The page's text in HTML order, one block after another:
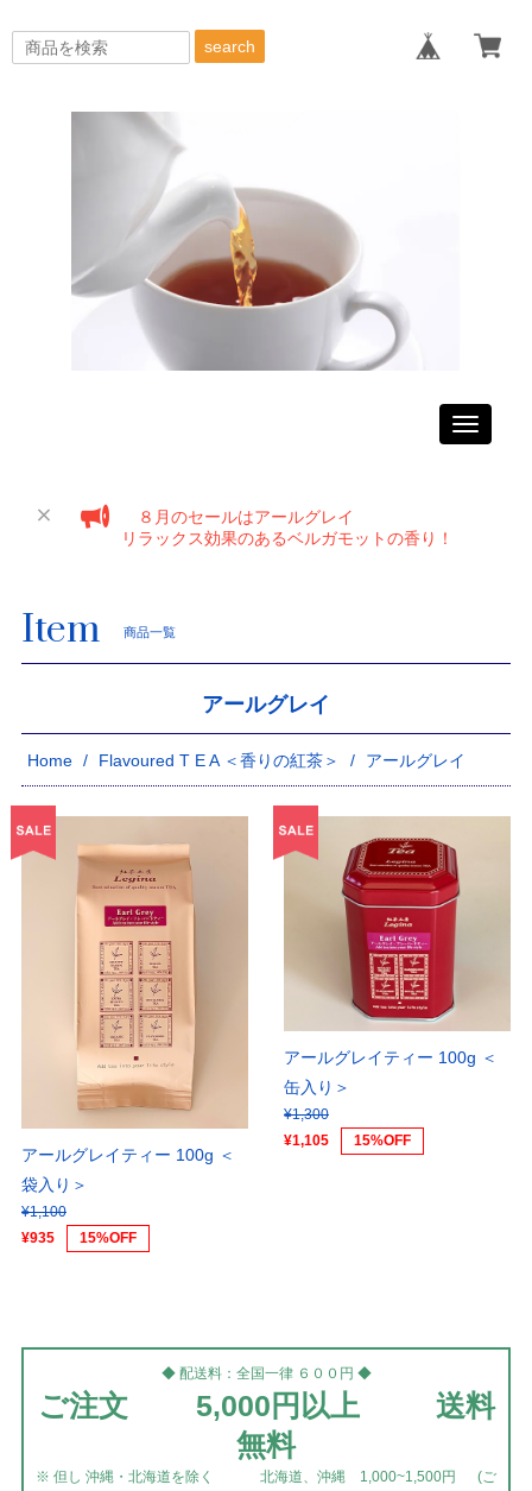
search
Toggle
８月のセールはアールグレイ
リラックス効果のあるベルガモットの香り！
Item 商品一覧
アールグレイ
Home Flavoured T E A ＜香りの紅茶＞ アールグレイ
アールグレイティー 100g ＜
袋入り＞
¥1,100
¥935
15%OFF
アールグレイティー 100g ＜
缶入り＞
¥1,300
¥1,105
15%OFF
◆ 配送料：全国一律 ６００円 ◆
ご注文 5,000円以上 送料
無料
※ 但し 沖縄・北海道を除く 北海道、沖縄 1,000~1,500円 (ご